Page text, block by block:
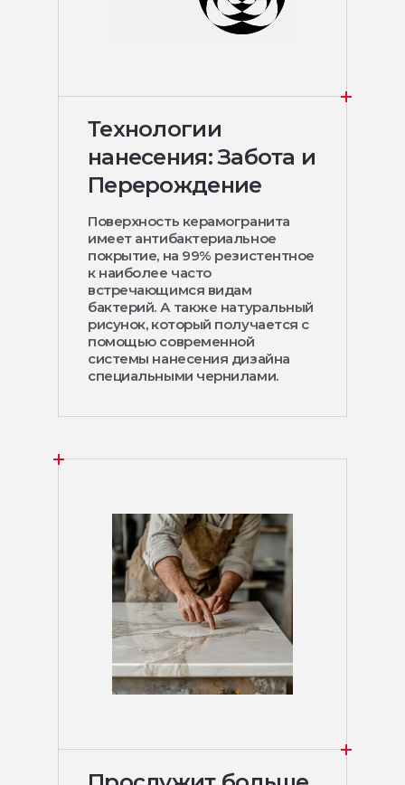
Технологии
нанесения: Забота и
Перерождение
Поверхность керамогранита
имеет антибактериальное
покрытие, на 99% резистентное
к наиболее часто
встречающимся видам
бактерий. А также натуральный
рисунок, который получается с
помощью современной
системы нанесения дизайна
специальными чернилами.